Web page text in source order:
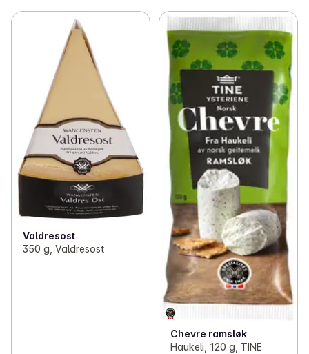
Valdresost
350 g, Valdresost
Chevre ramsløk
Haukeli, 120 g, TINE